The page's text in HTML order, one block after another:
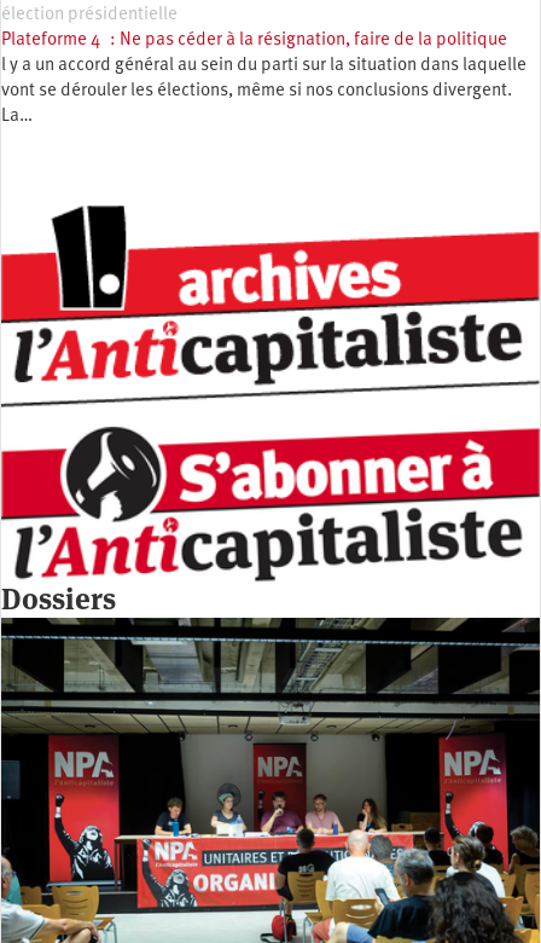
élection présidentielle
Plateforme 4 : Ne pas céder à la résignation, faire de la politique
l y a un accord général au sein du parti sur la situation dans laquelle
vont se dérouler les élections, même si nos conclusions divergent.
La…
Dossiers